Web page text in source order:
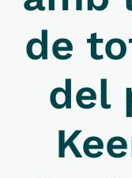
de
del